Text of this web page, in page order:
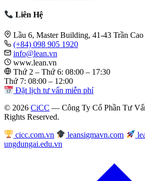
Liên Hệ
Lầu 6, Master Building, 41-43 Trần
(+84) 098 905 1920
info@lean.vn
www.lean.vn
Thứ 2 – Thứ 6: 08:00 – 17:30
Thứ 7: 08:00 – 12:00
Đặt lịch tư vấn miễn phí
© 2026 CiCC — Công Ty Cổ Phần Tư
Rights Reserved.
cicc.com.vn leansigmavn.com
ungdungai.edu.vn